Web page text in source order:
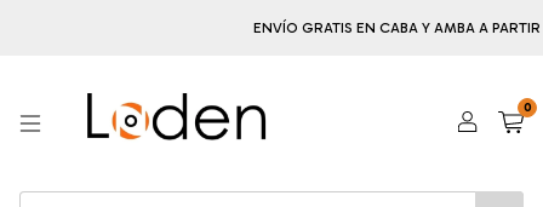
ENVÍO GRATIS EN CABA Y AMBA A PARTIR DE
0